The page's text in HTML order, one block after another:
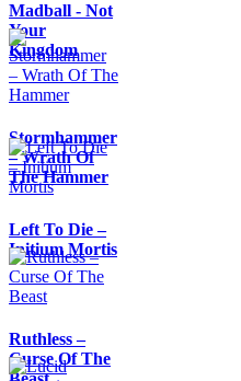
Madball - Not
Your
Kingdom
Stormhammer
– Wrath Of
The Hammer
Left To Die –
Initium Mortis
Ruthless –
Curse Of The